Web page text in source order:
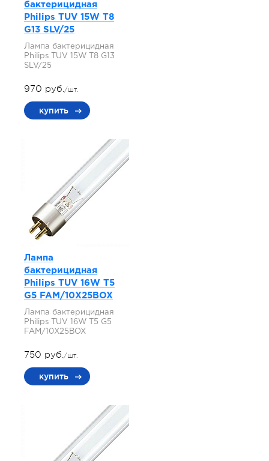
бактерицидная
Philips TUV 15W T8
G13 SLV/25
Лампа бактерицидная
Philips TUV 15W T8 G13
SLV/25
970 руб./шт.
купить
Лампа
бактерицидная
Philips TUV 16W T5
G5 FAM/10X25BOX
Лампа бактерицидная
Philips TUV 16W T5 G5
FAM/10X25BOX
750 руб./шт.
купить